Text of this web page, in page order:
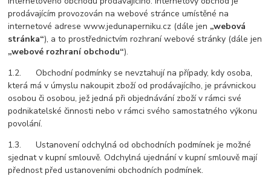
prodávajícím provozován na webové stránce umístěné na
internetové adrese www.jedunaperniku.cz (dále jen „webová
stránka“), a to prostřednictvím rozhraní webové stránky (dále jen
„webové rozhraní obchodu“).
1.2. Obchodní podmínky se nevztahují na případy, kdy osoba,
která má v úmyslu nakoupit zboží od prodávajícího, je právnickou
osobou či osobou, jež jedná při objednávání zboží v rámci své
podnikatelské činnosti nebo v rámci svého samostatného výkonu
povolání.
1.3. Ustanovení odchylná od obchodních podmínek je možné
sjednat v kupní smlouvě. Odchylná ujednání v kupní smlouvě mají
přednost před ustanoveními obchodních podmínek.